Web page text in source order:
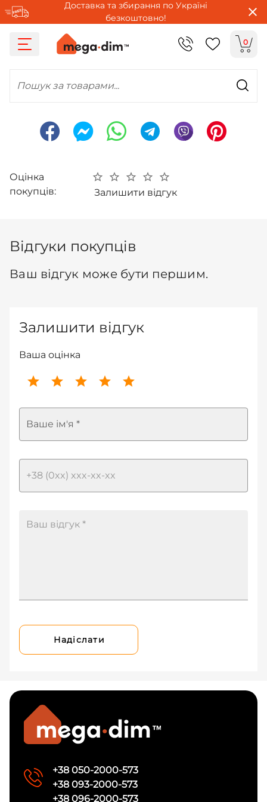
Доставка та збирання по Україні
безкоштовно!
0
Пошук за товарами...
Оцінка
покупців:
Залишити відгук
Відгуки покупців
Ваш відгук може бути першим.
Залишити відгук
Ваша оцінка
Ваше ім'я *
Надіслати
+38 050-2000-573
+38 093-2000-573
+38 096-2000-573